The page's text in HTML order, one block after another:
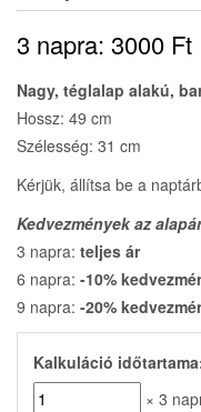
3 napra: 3000 Ft
Nagy, téglalap alakú,
Hossz: 49 cm
Szélesség: 31 cm
Kérjük, állítsa be a
Kedvezmények az
3 napra: teljes ár
6 napra: -10%
9 napra: -20%
Kalkuláció
× 3